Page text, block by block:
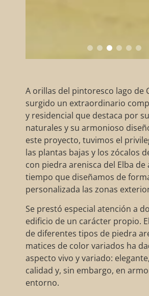
A orillas del pintoresco lago de
surgido un extraordinario
y residencial que destaca por
naturales y su armonioso
este proyecto, tuvimos el
las plantas bajas y los zócalos
con piedra arenisca del Elba de
tiempo que diseñamos de
personalizada las zonas
Se prestó especial atención a
edificio de un carácter propio.
de diferentes tipos de piedra
matices de color variados ha
aspecto vivo y variado:
calidad y, sin embargo, en
entorno.